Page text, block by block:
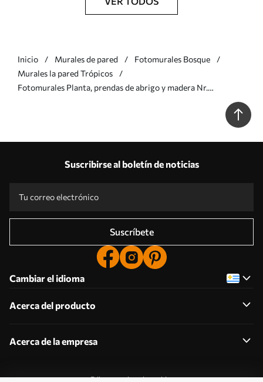
Inicio Murales de pared
Fotomurales Bosque
Murales la pared Trópicos
Fotomurales Planta, prendas de abrigo y madera Nr.
Suscribirse al boletín de noticias
Suscríbete
Cambiar el idioma
Acerca del producto
Acerca de la empresa
Editar permisos de cookies